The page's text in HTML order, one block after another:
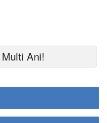
Ani!